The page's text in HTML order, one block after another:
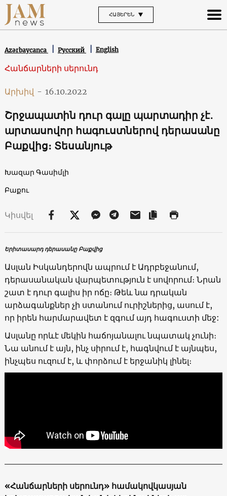
ՀԱՅԵՐԵՆ
Azərbaycanca Русский English
Հանճարների սերունդ
Արխիվ - 16.10.2022
Շրջապատին դուր գալը պարտադիր չէ․
արտասովոր հագուստներով դերասանը
Բաքվից։ Տեսանյութ
Խազար Գասիմլի
Բաքու
Կիսվել
Երիտասարդ դերասանը Բաքվից
Ասլան Իսկանդերովն ապրում է Ադրբեջանում,
դերասանական վարպետություն է սովորում։ Նրան
շատ է դուր գալիս իր ոճը։ Թեև նա դրական
արձագանքներ չի ստանում ուրիշներից, ասում է,
որ իրեն հարմարավետ է զգում այդ հագուստի մեջ:
Ասլանը որևէ մեկին հաճոյանալու նպատակ չունի։
Նա անում է այն, ինչ սիրում է, հագնվում է այնպես,
ինչպես ուզում է, և փորձում է երջանիկ լինել։
«Հանճարների սերունդ» համակովկասյան